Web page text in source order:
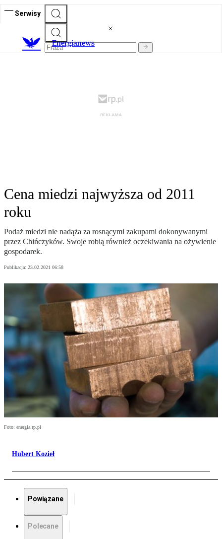
Serwisy
Energianews
Cena miedzi najwyższa od 2011
roku
Podaż miedzi nie nadąża za rosnącymi zakupami dokonywanymi
przez Chińczyków. Swoje robią również oczekiwania na ożywienie
gospodarek.
Publikacja: 23.02.2021 06:58
Foto: energia.rp.pl
Hubert Kozieł
Powiązane
Polecane